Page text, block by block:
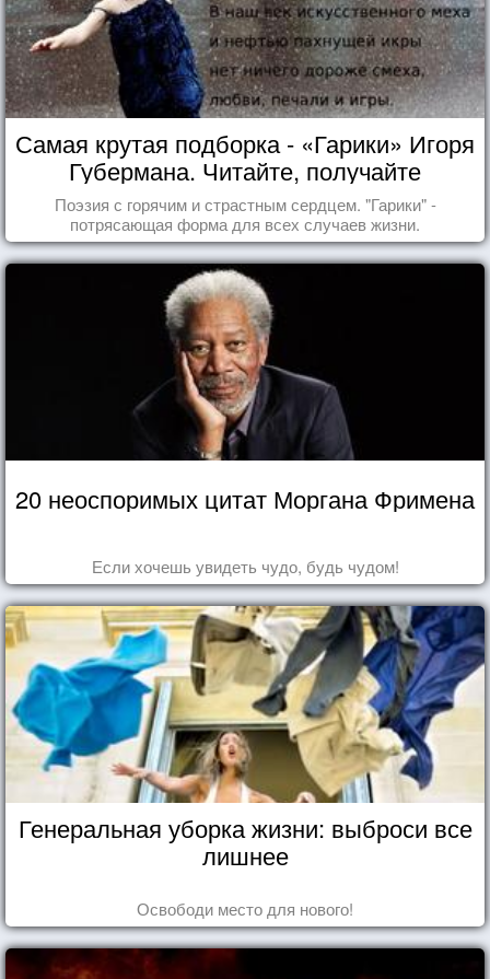
Самая крутая подборка - «Гарики» Игоря
Губермана. Читайте, получайте
удовольствие!
Поэзия с горячим и страстным сердцем. "Гарики" -
потрясающая форма для всех случаев жизни.
20 неоспоримых цитат Моргана Фримена
Если хочешь увидеть чудо, будь чудом!
Генеральная уборка жизни: выброси все
лишнее
Освободи место для нового!